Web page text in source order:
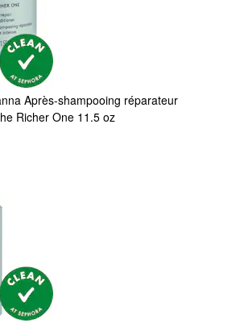
Après-shampooing réparateur
Richer One 11.5 oz